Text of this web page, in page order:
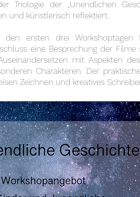
Triologie der „Unendlichen
und künstlerisch reflektiert.
den ersten drei Workshoptagen
eine Besprechung der Filme
mit Aspekten
Charakteren. Der
Zeichnen und kreatives